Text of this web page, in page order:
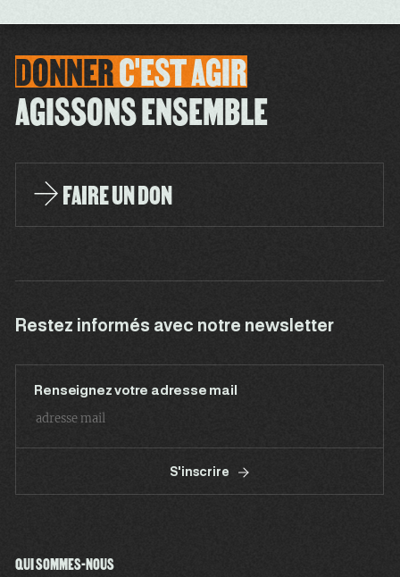
DONNERC'ESTAGIR
AGISSONS ENSEMBLE
FAIRE UN DON
Restez informés avec notre newsletter
Renseignez votre adresse mail
S'inscrire
QUI SOMMES-NOUS